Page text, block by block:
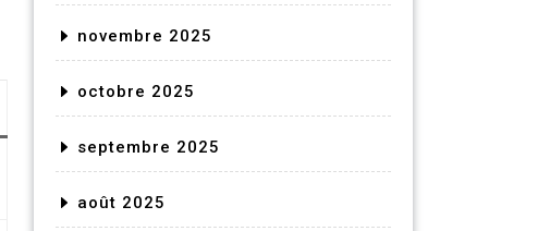
novembre 2025
octobre 2025
septembre 2025
août 2025